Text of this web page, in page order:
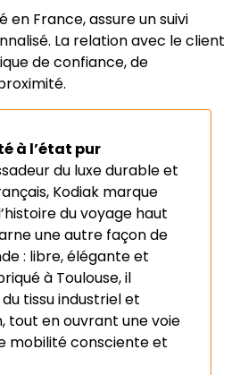
en France, assure un suivi
La relation avec le client
de confiance, de
à l’état pur
du luxe durable et
Kodiak marque
du voyage haut
une autre façon de
: libre, élégante et
à Toulouse, il
tissu industriel et
tout en ouvrant une voie
mobilité consciente et